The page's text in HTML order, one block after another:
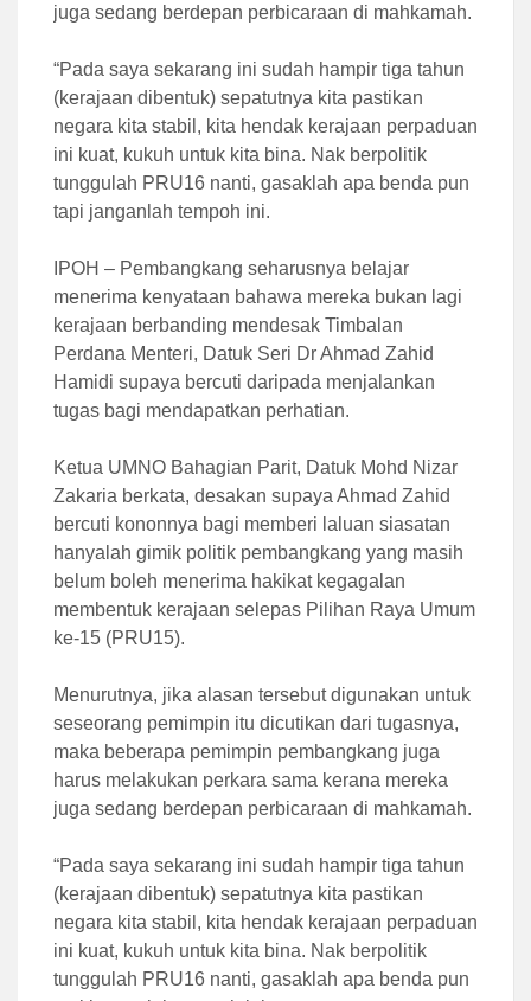
juga sedang berdepan perbicaraan di mahkamah.
“Pada saya sekarang ini sudah hampir tiga tahun
(kerajaan dibentuk) sepatutnya kita pastikan
negara kita stabil, kita hendak kerajaan perpaduan
ini kuat, kukuh untuk kita bina. Nak berpolitik
tunggulah PRU16 nanti, gasaklah apa benda pun
tapi janganlah tempoh ini.
IPOH – Pembangkang seharusnya belajar
menerima kenyataan bahawa mereka bukan lagi
kerajaan berbanding mendesak Timbalan
Perdana Menteri, Datuk Seri Dr Ahmad Zahid
Hamidi supaya bercuti daripada menjalankan
tugas bagi mendapatkan perhatian.
Ketua UMNO Bahagian Parit, Datuk Mohd Nizar
Zakaria berkata, desakan supaya Ahmad Zahid
bercuti kononnya bagi memberi laluan siasatan
hanyalah gimik politik pembangkang yang masih
belum boleh menerima hakikat kegagalan
membentuk kerajaan selepas Pilihan Raya Umum
ke-15 (PRU15).
Menurutnya, jika alasan tersebut digunakan untuk
seseorang pemimpin itu dicutikan dari tugasnya,
maka beberapa pemimpin pembangkang juga
harus melakukan perkara sama kerana mereka
juga sedang berdepan perbicaraan di mahkamah.
“Pada saya sekarang ini sudah hampir tiga tahun
(kerajaan dibentuk) sepatutnya kita pastikan
negara kita stabil, kita hendak kerajaan perpaduan
ini kuat, kukuh untuk kita bina. Nak berpolitik
tunggulah PRU16 nanti, gasaklah apa benda pun